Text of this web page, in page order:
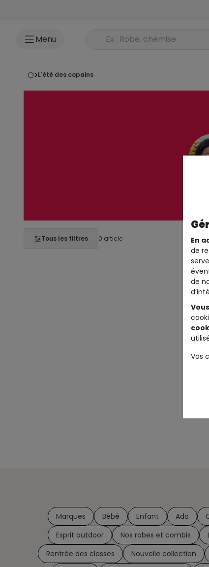
Menu Rechercher un produit
l'été des copains
Tous les filtres 0 article
Marques Bébé Enfant Ado
Esprit outdoor
Nos robes et combis
Rentrée des classes
Nouvelle collection
En
de
de
Vos